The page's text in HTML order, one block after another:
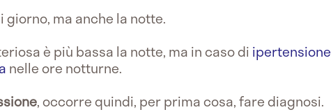
giorno, ma anche la notte.
è più bassa la notte, ma in caso di ipertensione
nelle ore notturne.
, occorre quindi, per prima cosa, fare diagnosi.